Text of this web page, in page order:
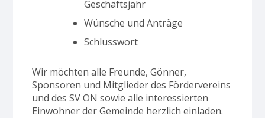
Geschäftsjahr
Wünsche und Anträge
Schlusswort
Wir möchten alle Freunde, Gönner,
Sponsoren und Mitglieder des Fördervereins
und des SV ON sowie alle interessierten
Einwohner der Gemeinde herzlich einladen.